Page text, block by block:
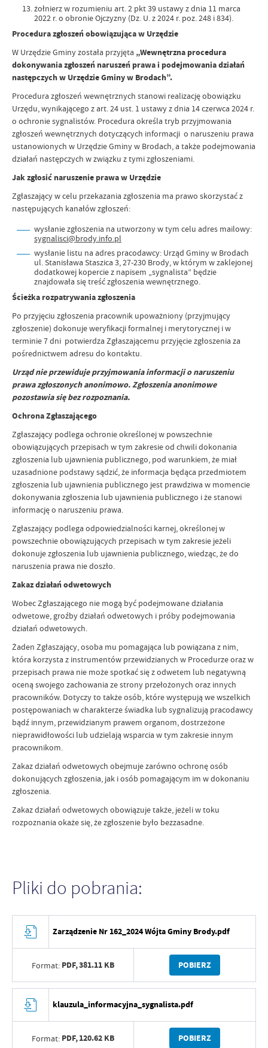
żołnierz w rozumieniu art. 2 pkt 39 ustawy z dnia 11 marca
2022 r. o obronie Ojczyzny (Dz. U. z 2024 r. poz. 248 i 834).
Procedura zgłoszeń obowiązująca w Urzędzie
W Urzędzie Gminy została przyjęta „Wewnętrzna procedura
dokonywania zgłoszeń naruszeń prawa i podejmowania działań
następczych w Urzędzie Gminy w Brodach”.
Procedura zgłoszeń wewnętrznych stanowi realizację obowiązku
Urzędu, wynikającego z art. 24 ust. 1 ustawy z dnia 14 czerwca 2024 r.
o ochronie sygnalistów. Procedura określa tryb przyjmowania
zgłoszeń wewnętrznych dotyczących informacji o naruszeniu prawa
ustanowionych w Urzędzie Gminy w Brodach, a także podejmowania
działań następczych w związku z tymi zgłoszeniami.
Jak zgłosić naruszenie prawa w Urzędzie
Zgłaszający w celu przekazania zgłoszenia ma prawo skorzystać z
następujących kanałów zgłoszeń:
wysłanie zgłoszenia na utworzony w tym celu adres mailowy:
sygnalisci@brody.info.pl
wysłanie listu na adres pracodawcy: Urząd Gminy w Brodach
ul. Stanisława Staszica 3, 27-230 Brody, w którym w zaklejonej
dodatkowej kopercie z napisem „sygnalista” będzie
znajdowała się treść zgłoszenia wewnętrznego.
Ścieżka rozpatrywania zgłoszenia
Po przyjęciu zgłoszenia pracownik upoważniony (przyjmujący
zgłoszenie) dokonuje weryfikacji formalnej i merytorycznej i w
terminie 7 dni potwierdza Zgłaszającemu przyjęcie zgłoszenia za
pośrednictwem adresu do kontaktu.
Urząd nie przewiduje przyjmowania informacji o naruszeniu
prawa zgłoszonych anonimowo. Zgłoszenia anonimowe
pozostawia się bez rozpoznania.
Ochrona Zgłaszającego
Zgłaszający podlega ochronie określonej w powszechnie
obowiązujących przepisach w tym zakresie od chwili dokonania
zgłoszenia lub ujawnienia publicznego, pod warunkiem, że miał
uzasadnione podstawy sądzić, że informacja będąca przedmiotem
zgłoszenia lub ujawnienia publicznego jest prawdziwa w momencie
dokonywania zgłoszenia lub ujawnienia publicznego i że stanowi
informację o naruszeniu prawa.
Zgłaszający podlega odpowiedzialności karnej, określonej w
powszechnie obowiązujących przepisach w tym zakresie jeżeli
dokonuje zgłoszenia lub ujawnienia publicznego, wiedząc, że do
naruszenia prawa nie doszło.
Zakaz działań odwetowych
Wobec Zgłaszającego nie mogą być podejmowane działania
odwetowe, groźby działań odwetowych i próby podejmowania
działań odwetowych.
Żaden Zgłaszający, osoba mu pomagająca lub powiązana z nim,
która korzysta z instrumentów przewidzianych w Procedurze oraz w
przepisach prawa nie może spotkać się z odwetem lub negatywną
oceną swojego zachowania ze strony przełożonych oraz innych
pracowników. Dotyczy to także osób, które występują we wszelkich
postępowaniach w charakterze świadka lub sygnalizują pracodawcy
bądź innym, przewidzianym prawem organom, dostrzeżone
nieprawidłowości lub udzielają wsparcia w tym zakresie innym
pracownikom.
Zakaz działań odwetowych obejmuje zarówno ochronę osób
dokonujących zgłoszenia, jak i osób pomagającym im w dokonaniu
zgłoszenia.
Zakaz działań odwetowych obowiązuje także, jeżeli w toku
rozpoznania okaże się, że zgłoszenie było bezzasadne.
Pliki do pobrania:
Zarządzenie Nr 162_2024 Wójta Gminy Brody.pdf
Format: PDF,381.11 KB POBIERZ
klauzula_informacyjna_sygnalista.pdf
Format: PDF,120.62 KB POBIERZ